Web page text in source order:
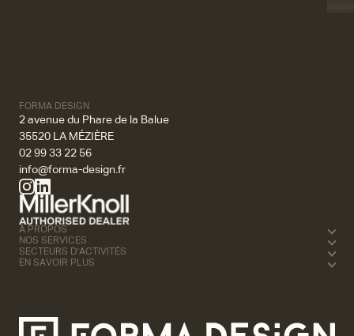
FORMA DESIGN
2 avenue du Phare de la Balue
35520 LA MÉZIÈRE
02 99 33 22 56
info@forma-design.fr
À PROPOS
NOS SERVICES
SECTEURS D'ACTIVITÉS
EN SAVOIR PLUS